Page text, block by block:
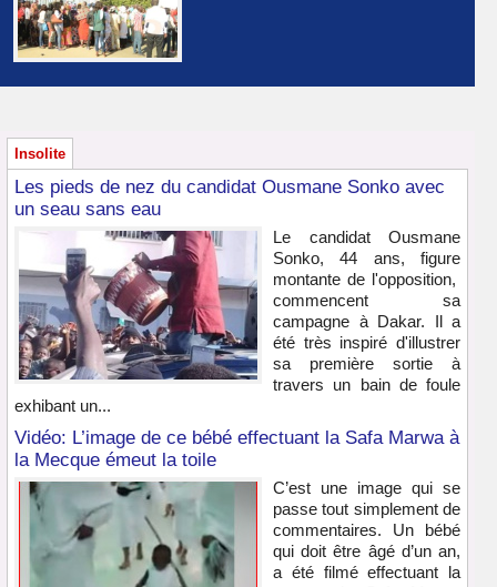
Insolite
Les pieds de nez du candidat Ousmane Sonko avec
un seau sans eau
Le candidat Ousmane
Sonko, 44 ans, figure
montante de l'opposition,
commencent sa
campagne à Dakar. Il a
été très inspiré d'illustrer
sa première sortie à
travers un bain de foule
exhibant un...
Vidéo: L’image de ce bébé effectuant la Safa Marwa à
la Mecque émeut la toile
C’est une image qui se
passe tout simplement de
commentaires. Un bébé
qui doit être âgé d’un an,
a été filmé effectuant la